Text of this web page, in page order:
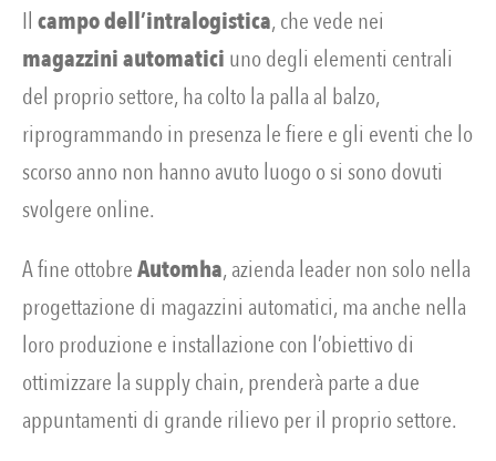
Il campo dell’intralogistica, che vede nei
magazzini automatici uno degli elementi centrali
del proprio settore, ha colto la palla al balzo,
riprogrammando in presenza le fiere e gli eventi che lo
scorso anno non hanno avuto luogo o si sono dovuti
svolgere online.
A fine ottobreAutomha, azienda leader non solo nella
progettazione di magazzini automatici, ma anche nella
loro produzione e installazione con l’obiettivo di
ottimizzare la supply chain, prenderà parte a due
appuntamenti di grande rilievo per il proprio settore.